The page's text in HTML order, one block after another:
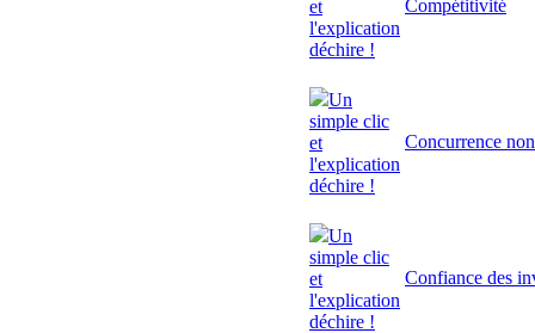
et
l'explication
déchire !
Compétitivité
Un
simple clic
et
l'explication
déchire !
Concurrence
Un
simple clic
et
l'explication
déchire !
Confiance des